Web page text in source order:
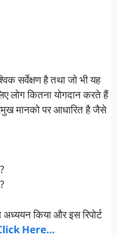
सर्वेक्षण है तथा जो भी यह
लोग कितना योगदान करते हैं
मानको पर आधारित है जैसे
किया और इस रिपोर्ट
Here…